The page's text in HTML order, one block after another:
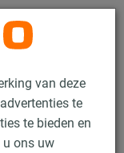
van deze
te
te bieden en
u ons uw
Contact